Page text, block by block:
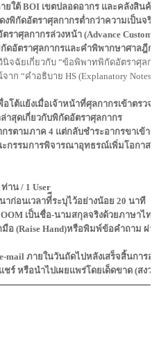
ยใต้ BOI เขตปลอดอากร และคลังสินค้
ดงพิกัดอัตราศุลกากรต่ำกว่าความเป็นจ
ราศุลกากรล่วงหน้า (Advance
ดอัตราศุลกากรและคำพิพากษาศาลฎีกา
จฉัยเกี่ยวกับ “ข้อพิพาทพิกัดอัตราศุลกา
ก “คำอธิบาย HS (Explanatory Notes
โต้แย้งเมื่อเจ้าหน้าที่ศุลกากรเข้าตรวจ
าสุดเกี่ยวกับพิกัดอัตราศุลกากร
กรตามภาค 4 แต่กลับชำระอากรขาเข้า
กรรมการพิจารณาอุทธรณ์เพิ่มโอกาสใ
าน / 1 User
ก่อนเวลาที่ีระบุไว้อย่างน้อย 20 นาที
เป็นชื่อ-นามสกุลจริงด้วยภาษาไทย
อ (Raise Hand)หรือพิมพ์ข้อคำถาม ผ่า
mail ภายในวันถัดไปหลังเสร็จสิ้นการอ
ร์ หรือนำไปเผยแพร่โดยเด็ดขาด (สงว